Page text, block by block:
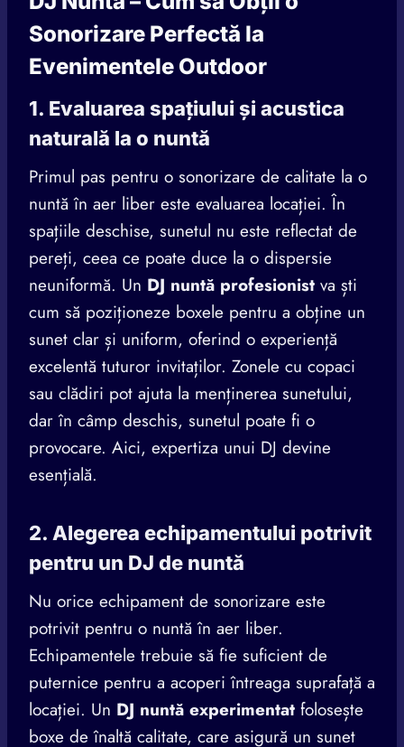
Sonorizare Perfectă la
Evenimentele Outdoor
1. Evaluarea spațiului și acustica
naturală la o nuntă
Primul pas pentru o sonorizare de calitate la o
nuntă în aer liber este evaluarea locației. În
spațiile deschise, sunetul nu este reflectat de
pereți, ceea ce poate duce la o dispersie
neuniformă. Un DJ nuntă profesionist va ști
cum să poziționeze boxele pentru a obține un
sunet clar și uniform, oferind o experiență
excelentă tuturor invitaților. Zonele cu copaci
sau clădiri pot ajuta la menținerea sunetului,
dar în câmp deschis, sunetul poate fi o
provocare. Aici, expertiza unui DJ devine
esențială.
2. Alegerea echipamentului potrivit
pentru un DJ de nuntă
Nu orice echipament de sonorizare este
potrivit pentru o nuntă în aer liber.
Echipamentele trebuie să fie suficient de
puternice pentru a acoperi întreaga suprafață a
locației. Un DJ nuntă experimentat folosește
boxe de înaltă calitate, care asigură un sunet